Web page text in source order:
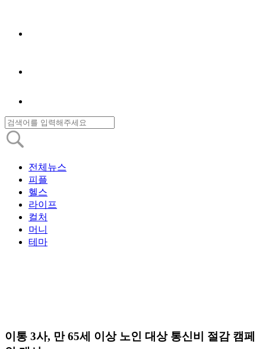
전체뉴스
피플
헬스
라이프
컬처
머니
테마
이통 3사, 만 65세 이상 노인 대상 통신비 절감 캠페